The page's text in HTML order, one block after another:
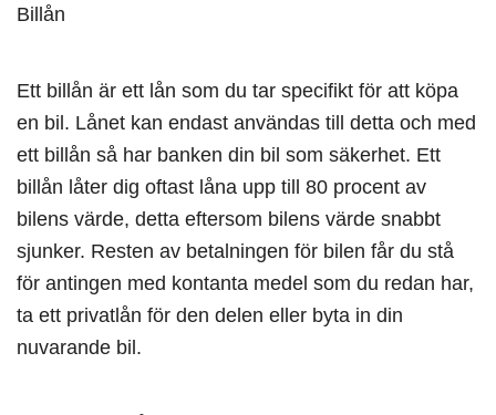
Billån
Ett billån är ett lån som du tar specifikt för att köpa
en bil. Lånet kan endast användas till detta och med
ett billån så har banken din bil som säkerhet. Ett
billån låter dig oftast låna upp till 80 procent av
bilens värde, detta eftersom bilens värde snabbt
sjunker. Resten av betalningen för bilen får du stå
för antingen med kontanta medel som du redan har,
ta ett privatlån för den delen eller byta in din
nuvarande bil.